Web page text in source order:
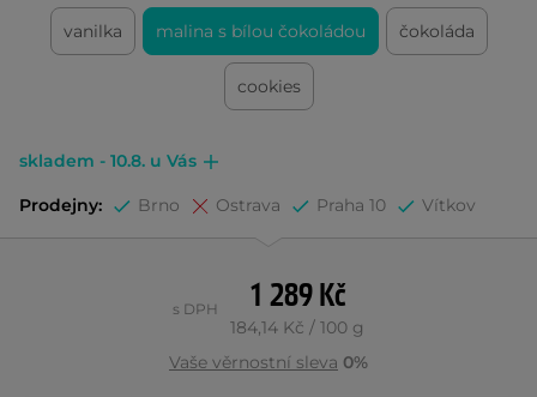
vanilka malina s bílou čokoládou čokoláda
cookies
skladem - 10.8. u Vás
Prodejny: Brno Ostrava Praha 10 Vítkov
1 289 Kč
184,14 Kč / 100 g
s DPH
Vaše věrnostní sleva 0%